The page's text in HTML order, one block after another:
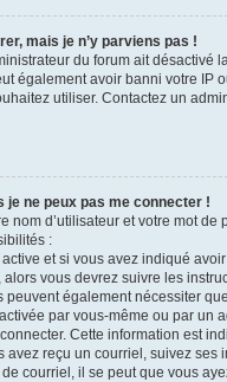
mais je n’y parviens pas !
du forum ait désactivé
également avoir banni votre IP
utiliser. Contactez un
ne peux pas me connecter !
nom d’utilisateur et votre mot de
:
et si vous avez indiqué
alors vous devrez suivre les
peuvent également nécessiter
par vous-même ou par un
Cette information est
avez reçu un courriel, suivez ses
courriel, il se peut que vous